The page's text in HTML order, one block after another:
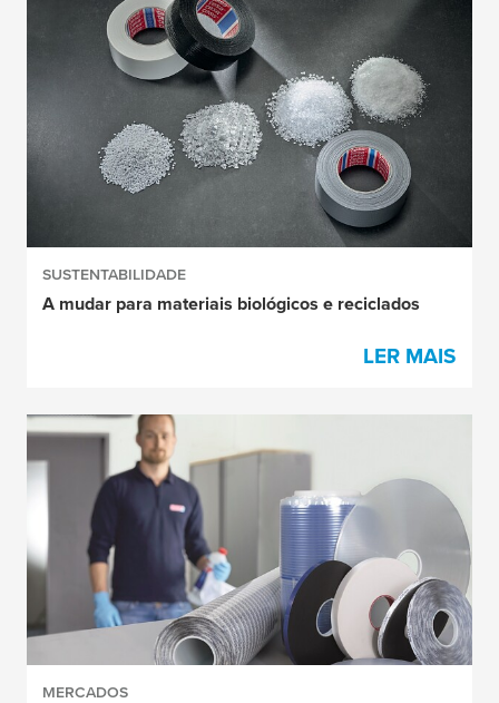
SUSTENTABILIDADE
A mudar para materiais biológicos e reciclados
LER MAIS
MERCADOS